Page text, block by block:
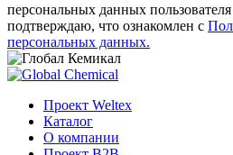
персональных данных
подтверждаю, что ознакомлен с
персональных данных.
Проект Weltex
Каталог
О компании